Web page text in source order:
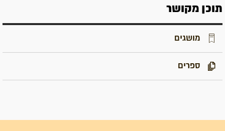
תוכן מקושר
מושגים
ספרים